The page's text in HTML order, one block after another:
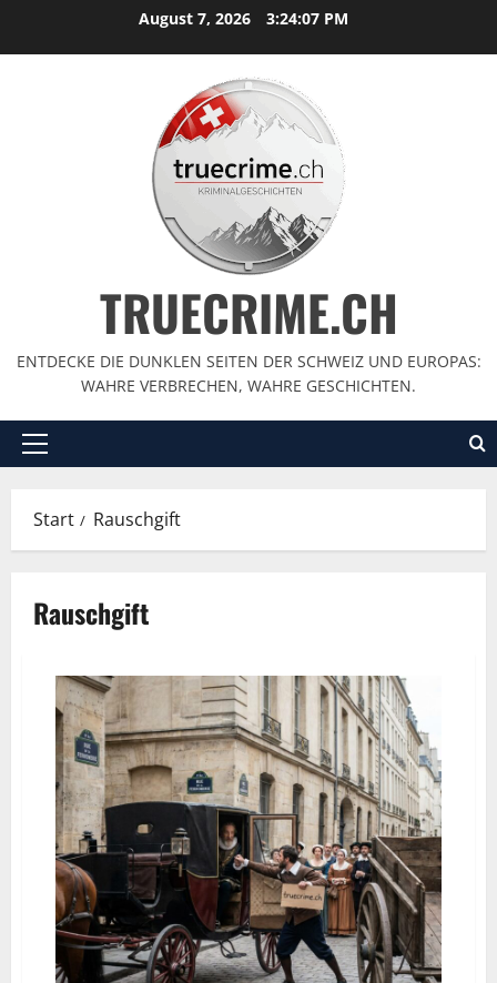
August 7, 2026 3:24:09 PM
TRUECRIME.CH
ENTDECKE DIE DUNKLEN SEITEN DER SCHWEIZ UND EUROPAS:
WAHRE VERBRECHEN, WAHRE GESCHICHTEN.
Start Rauschgift
Rauschgift